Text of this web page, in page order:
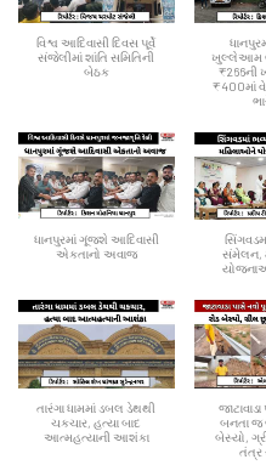
વિશ્વ આદિવાસી દિવસ પૂર્વે
સંજેલીમાં શાંતિ સમિતિની
બેઠક
ખુલ્લેઆમ
₹266ની
₹400માં
ધાનપુરમાં ગૂંજશે આદિવાસી
એકતાનો અવાજ
સંમેલન,
તારંગા ધામમાં ડબલ ડેથથી
ચકચાર, હત્યા બાદ
આત્મહત્યાની આશંકા
બનતા જ
બેસ્યો,
તંત્ર